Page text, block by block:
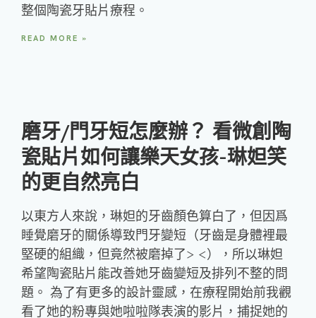
整個陶瓷牙貼片療程。
READ MORE »
磨牙/門牙短怎麼辦？ 看微創陶
瓷貼片如何讓樂天女孩-琳妲笑
的更自然亮白
以東方人來說，琳妲的牙齒顏色算白了，但因爲
睡覺磨牙的關係導致門牙變短（牙齒是身體裡最
堅硬的組織，但竟然被磨掉了> <），所以琳妲
希望陶瓷貼片能改善她牙齒變短及排列不整的問
題。 為了有更多的設計靈感，在療程開始前我觀
看了她的粉專與她啦啦隊表演的影片，捕捉她的